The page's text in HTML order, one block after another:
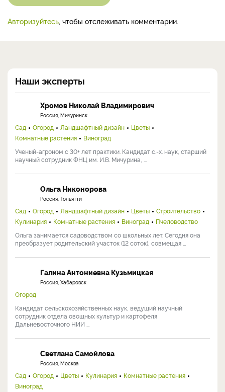
Авторизуйтесь, чтобы отслеживать комментарии.
Наши эксперты
Хромов Николай Владимирович
Россия, Мичуринск
Сад Огород Ландшафтный дизайн
Цветы
Комнатные растения
Виноград
Ученый-агроном с 30+ лет практики. Кандидат с.-х. наук, старший
научный сотрудник ФНЦ им. И.В. Мичурина, ...
Ольга Никонорова
Россия, Тольятти
Сад Огород Ландшафтный дизайн Цветы
Строительство
Кулинария
Комнатные растения Виноград
Пчеловодство
Ольга занимается садоводством со школьных лет. Сегодня она
преобразует родительский участок (12 соток), совмещая ...
Галина Антониевна Кузьмицкая
Россия, Хабаровск
Огород
Кандидат сельскохозяйственных наук, ведущий научный
сотрудник отдела овощных культур и картофеля
Дальневосточного НИИ ...
Светлана Самойлова
Россия, Москва
Сад Огород Цветы Кулинария
Комнатные растения
Виноград